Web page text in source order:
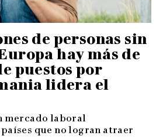
de personas sin
hay más de
puestos por
lidera el
mercado laboral
que no logran atraer